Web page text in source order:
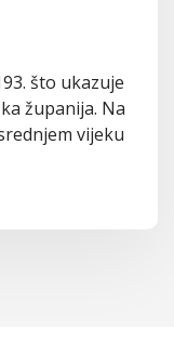
što ukazuje
županija. Na
vijeku